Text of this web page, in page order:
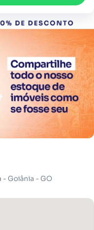
- Goiânia - GO